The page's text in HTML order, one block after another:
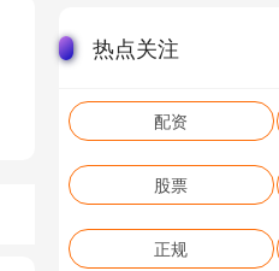
热点关注
配资
股票
正规